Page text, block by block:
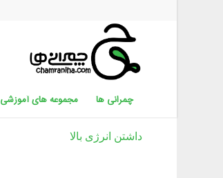
چمرانی ها مجموعه های آموزشی
داشتن انرژی بالا